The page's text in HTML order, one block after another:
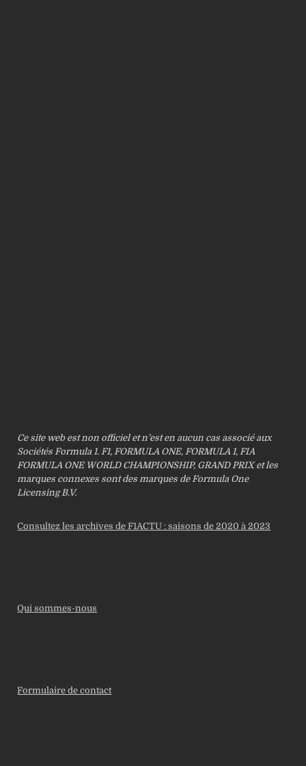
Ce site web est non officiel et n’est en aucun cas associé aux
Sociétés Formula 1. F1, FORMULA ONE, FORMULA 1, FIA
FORMULA ONE WORLD CHAMPIONSHIP, GRAND PRIX et les
marques connexes sont des marques de Formula One
Licensing B.V.
Consultez les archives de F1ACTU : saisons de 2020 à 2023
Qui sommes-nous
Formulaire de contact